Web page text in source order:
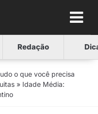
Redação
o que você precisa
» Idade Média: